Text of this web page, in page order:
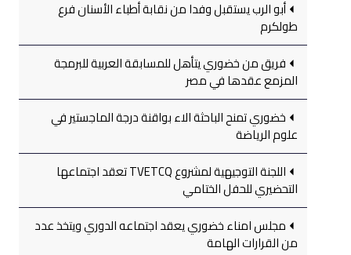
أبو الرب يستقبل وفدا من نقابة أطباء الأسنان فرع
طولكرم
فريق من خضوري يتأهل للمسابقة العربية للبرمجة
المزمع عقدها في مصر
خضوري تمنح الباحثة الاء بواقنة درجة الماجستير في
علوم الرياضة
اللجنة التوجيهية لمشروع TVETCQ تعقد اجتماعها
التحضيري للحفل الختامي
مجلس امناء خضوري يعقد اجتماعه الدوري ويتخذ عدد
من القرارات الهامة